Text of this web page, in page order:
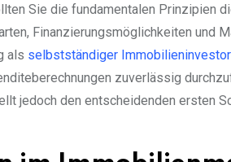
Sie die fundamentalen Prinzipien
Finanzierungsmöglichkeiten und
als selbstständiger Immobilieninvestor
zuverlässig
jedoch den entscheidenden ersten